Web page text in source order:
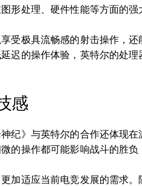
形处理、硬件性能等方面的强
受极具流畅感的射击操作，
迟的操作体验，英特尔的处
感
纪》与英特尔的合作还体现
的操作都可能影响战斗的胜
加适应当前电竞发展的需求